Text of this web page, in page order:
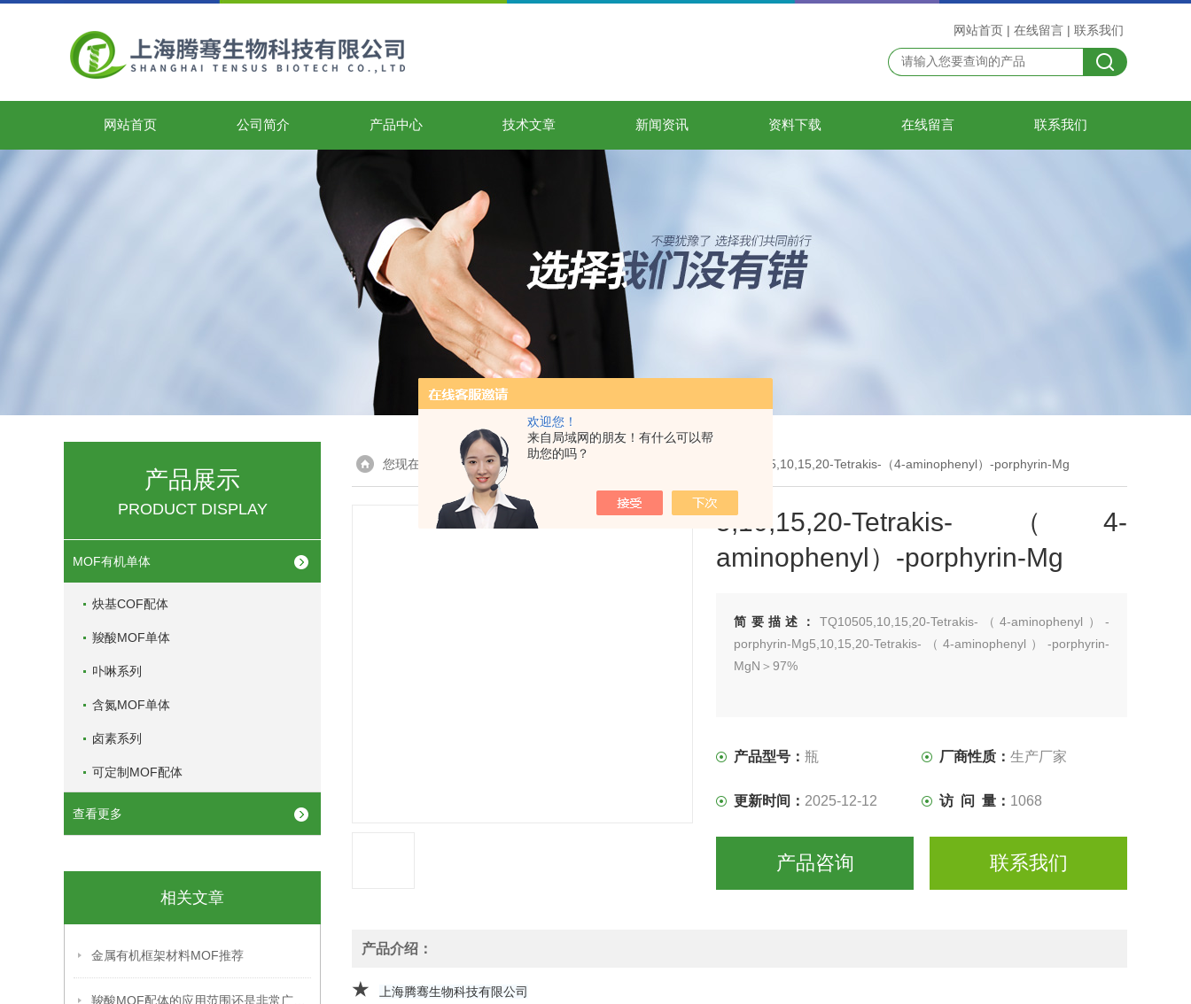
欢迎您！
来自局域网的朋友！有什么可以帮
助您的吗？
网站首页 | 在线留言 | 联系我们
网站首页 公司简介 产品中心 技术文章 新闻资讯 资料下载 在线留言 联系我们
产品展示
PRODUCT DISPLAY
MOF有机单体
炔基COF配体
羧酸MOF单体
卟啉系列
含氮MOF单体
卤素系列
可定制MOF配体
查看更多
相关文章
金属有机框架材料MOF推荐
您现在的位置：首页> 产品展示 > MOF有机单体 > 瓶5,10,15,20-Tetrakis-（4-aminophenyl）-porphyrin-Mg
5,10,15,20-Tetrakis-（4-
aminophenyl）-porphyrin-Mg
简要描述： TQ10505,10,15,20-Tetrakis-（4-aminophenyl）-
porphyrin-Mg5,10,15,20-Tetrakis-（4-aminophenyl）-porphyrin-
MgN＞97%
产品型号：瓶 厂商性质：生产厂家
更新时间： 2025-12-12 访 问 量： 1068
产品咨询 联系我们
产品介绍：
★
上海腾骞生物科技有限公司